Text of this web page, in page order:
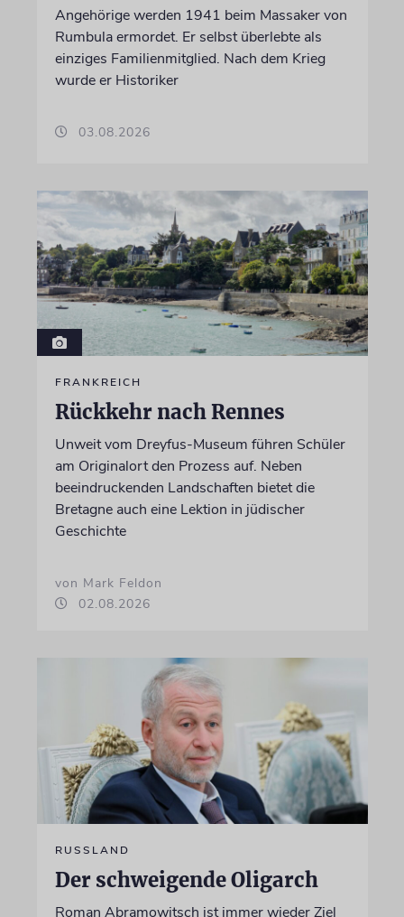
Angehörige werden 1941 beim Massaker von
Rumbula ermordet. Er selbst überlebte als
einziges Familienmitglied. Nach dem Krieg
wurde er Historiker
03.08.2026
FRANKREICH
Rückkehr nach Rennes
Unweit vom Dreyfus-Museum führen Schüler
am Originalort den Prozess auf. Neben
beeindruckenden Landschaften bietet die
Bretagne auch eine Lektion in jüdischer
Geschichte
von Mark Feldon
02.08.2026
RUSSLAND
Der schweigende Oligarch
Roman Abramowitsch ist immer wieder Ziel